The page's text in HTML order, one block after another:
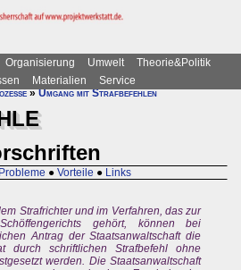
Organisierung Umwelt
Theorie&Politik
Materialien
Service
»Umgang mit Strafbefehlen
Probleme ● Vorteile ● Links
Strafrichter und im Verfahren, das zur
gehört, können bei
Antrag der Staatsanwaltschaft die
durch schriftlichen Strafbefehl ohne
werden. Die Staatsanwaltschaft